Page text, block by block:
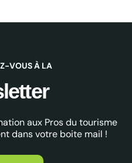
VOUS À LA
aux Pros du tourisme
dans votre boite mail !